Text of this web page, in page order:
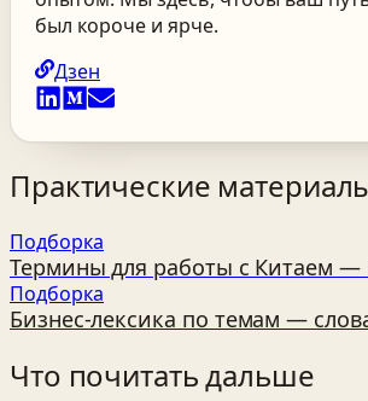
был короче и ярче.
Дзен
Практические
Подборка
Термины для работы с Китаем —
Подборка
Бизнес‑лексика по темам —
Что почитать дальше